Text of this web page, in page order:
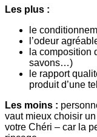
Les plus :
le
l’odeur
la composition
savons…)
le rapport
produit d’une
Les moins :
vaut mieux choisir
votre Chéri – car la